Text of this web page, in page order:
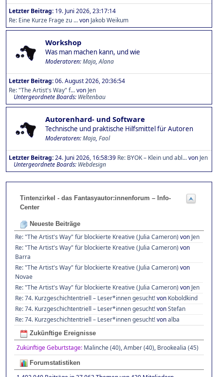
Letzter Beitrag: 19. Juni 2026, 23:17:14
Re: Eine Kurze Frage zu ...von Jakob Weikum
Workshop
Was man machen kann, und wie
Moderatoren:Maja,Alana
Letzter Beitrag:06. August 2026, 20:36:54
Re: "The Artist's Way" f...von Jen
Untergeordnete Boards Weltenbau
Autorenhard- und Software
Technische und praktische Hilfsmittel für Autoren
Moderatoren:Maja, Faol
Letzter Beitrag:24. Juni 2026, 16:58:39 Re: BYOK – Klein und abl...von Jen
Untergeordnete Boards Webdesign
Tintenzirkel - das Fantasyautor:innenforum – Info-
Center
Neueste Beiträge
Re: "The Artist's Way" für blockierte Kreative (Julia Cameron) von Jen
Re: "The Artist's Way" für blockierte Kreative (Julia Cameron) von
Barra
Re: "The Artist's Way" für blockierte Kreative (Julia Cameron) von
Novae
Re: "The Artist's Way" für blockierte Kreative (Julia Cameron) von Jen
Re: 74. Kurzgeschichtentriell – Leser*innen gesucht!von Koboldkind
Re: 74. Kurzgeschichtentriell – Leser*innen gesucht!vonStefan
Re: 74. Kurzgeschichtentriell – Leser*innen gesucht!vonalba
Zukünftige Ereignisse
Zukünftige Geburtstage: Malinche (40),Amber (40), Brookealia (45)
Forumstatistiken